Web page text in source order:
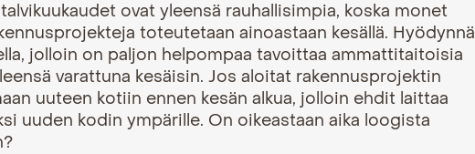
ovat yleensä rauhallisimpia, koska monet
toteutetaan ainoastaan kesällä. Hyödynnä
jolloin on paljon helpompaa tavoittaa ammattitaitoisia
varattuna kesäisin. Jos aloitat rakennusprojektin
uuteen kotiin ennen kesän alkua, jolloin ehdit laittaa
uuden kodin ympärille. On oikeastaan aika loogista